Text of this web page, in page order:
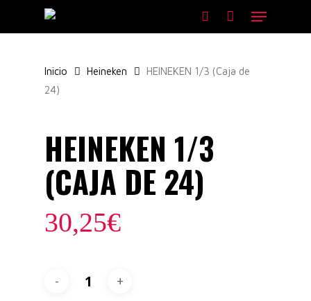
main
search
Menu
Inicio Heineken
HEINEKEN 1/3 (Caja de
24)
HEINEKEN 1/3
(CAJA DE 24)
30,25€